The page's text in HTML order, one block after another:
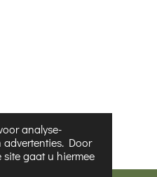
analyse-
Door
gaat u hiermee